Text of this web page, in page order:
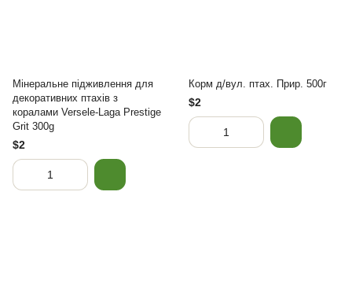
Мінеральне підживлення для
декоративних птахів з
коралами Versele-Laga Prestige
Grit 300g
$2
Корм д/вул. птах. Прир. 500г
$2